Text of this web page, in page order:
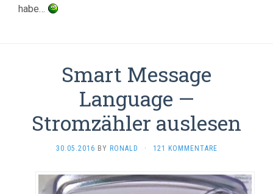
habe…
Smart Message
Language —
Stromzähler auslesen
30.05.2016 BY RONALD · 121 KOMMENTARE